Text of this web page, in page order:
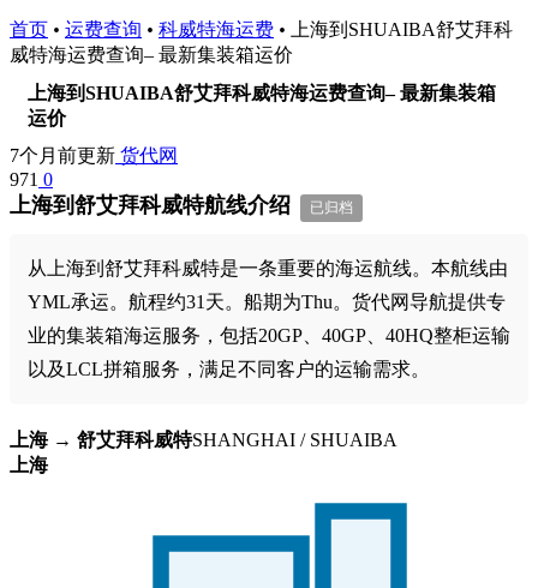
首页 • 运费查询 • 科威特海运费 •
上海到SHUAIBA舒艾拜科
威特海运费查询– 最新集装箱运价
上海到SHUAIBA舒艾拜科威特海运费查询– 最新集装箱
运价
7个月前更新 货代网
971 0
上海到舒艾拜科威特航线介绍 已归档
从上海到舒艾拜科威特是一条重要的海运航线。本航线由
YML承运。航程约31天。船期为Thu。货代网导航提供专
业的集装箱海运服务，包括20GP、40GP、40HQ整柜运输
以及LCL拼箱服务，满足不同客户的运输需求。
上海 → 舒艾拜科威特SHANGHAI / SHUAIBA
上海